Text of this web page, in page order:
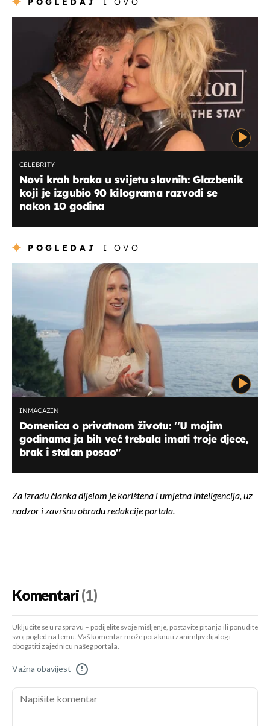
CELEBRITY
Novi krah braka u svijetu slavnih: Glazbenik
koji je izgubio 90 kilograma razvodi se
nakon 10 godina
POGLEDAJ I OVO
INMAGAZIN
Domenica o privatnom životu: ''U mojim
godinama ja bih već trebala imati troje djece,
brak i stalan posao''
Za izradu članka dijelom je korištena i umjetna inteligencija, uz
nadzor i završnu obradu redakcije portala.
Komentari(1)
Uključite se u raspravu – podijelite svoje mišljenje, postavite pitanja ili ponudite
svoj pogled na temu. Vaš komentar može potaknuti zanimljiv dijalog i
obogatiti zajednicu našeg portala.
Važna obavijest !